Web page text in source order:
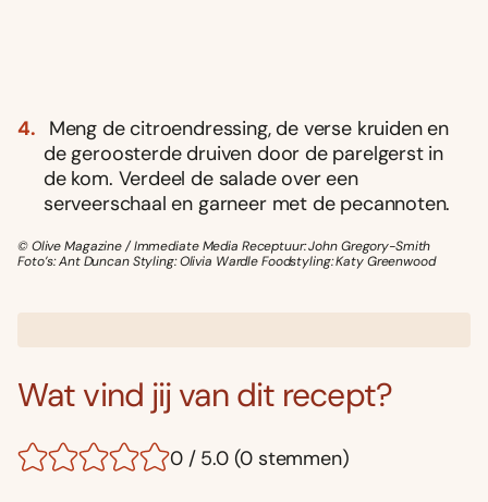
Meng de citroendressing, de verse kruiden en
de geroosterde druiven door de parelgerst in
de kom. Verdeel de salade over een
serveerschaal en garneer met de pecannoten.
© Olive Magazine / Immediate Media Receptuur: John Gregory-Smith
Foto’s: Ant Duncan Styling: Olivia Wardle Foodstyling: Katy Greenwood
Wat vind jij van dit recept?
0 / 5.0 (0 stemmen)